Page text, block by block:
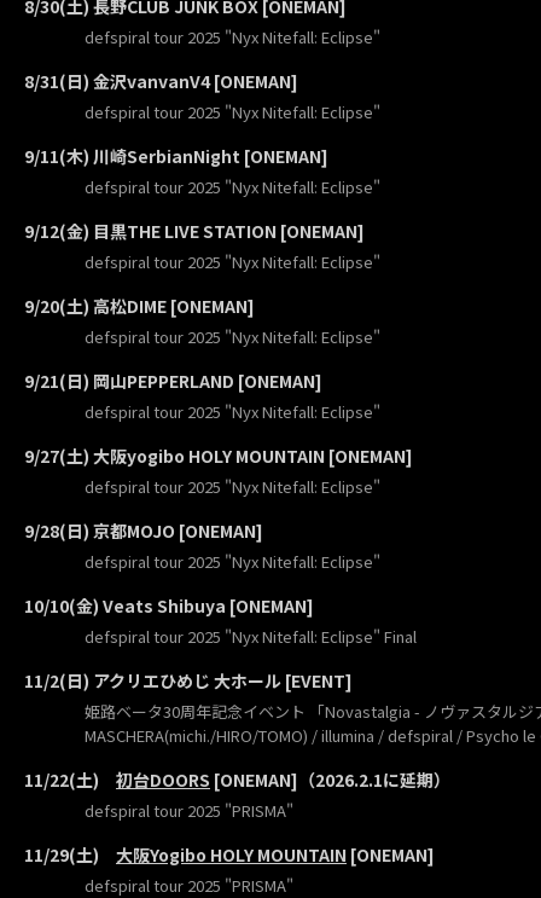
8/30(土) 長野CLUB JUNK BOX [ONEMAN]
defspiral tour 2025 "Nyx Nitefall: Eclipse"
8/31(日) 金沢vanvanV4 [ONEMAN]
defspiral tour 2025 "Nyx Nitefall: Eclipse"
9/11(木) 川崎SerbianNight [ONEMAN]
defspiral tour 2025 "Nyx Nitefall: Eclipse"
9/12(金) 目黒THE LIVE STATION [ONEMAN]
defspiral tour 2025 "Nyx Nitefall: Eclipse"
9/20(土) 高松DIME [ONEMAN]
defspiral tour 2025 "Nyx Nitefall: Eclipse"
9/21(日) 岡山PEPPERLAND [ONEMAN]
defspiral tour 2025 "Nyx Nitefall: Eclipse"
9/27(土) 大阪yogibo HOLY MOUNTAIN [ONEMAN]
defspiral tour 2025 "Nyx Nitefall: Eclipse"
9/28(日) 京都MOJO [ONEMAN]
defspiral tour 2025 "Nyx Nitefall: Eclipse"
10/10(金) Veats Shibuya [ONEMAN]
defspiral tour 2025 "Nyx Nitefall: Eclipse" Final
11/2(日) アクリエひめじ 大ホール [EVENT]
姫路ベータ30周年記念イベント 「Novastalgia - ノヴァスタルジ
MASCHERA(michi./HIRO/TOMO) / illumina / defspiral / Psycho
11/22(土) 初台DOORS [ONEMAN]（2026.2.1に延期）
defspiral tour 2025 "PRISMA"
11/29(土) 大阪Yogibo HOLY MOUNTAIN [ONEMAN]
defspiral tour 2025 "PRISMA"